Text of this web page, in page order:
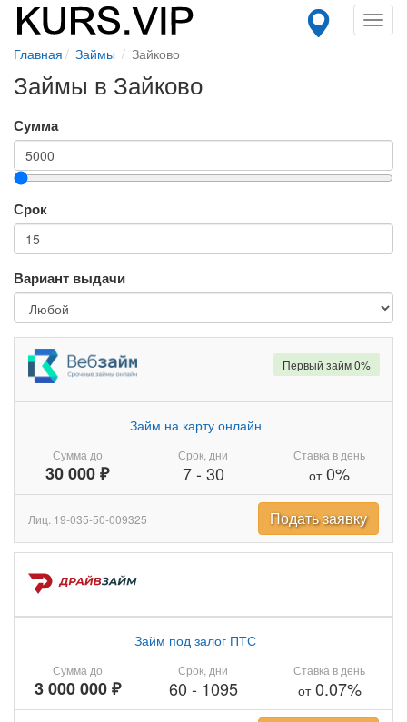
Главная Займы Зайково
Займы в Зайково
Сумма
Срок
Вариант выдачи
Сумма до
30 000 ₽
Займ на карту онлайн
Срок, дни
7- 30
Ставка в день
от0%
Первый займ 0%
Лиц. 19-035-50-009325 Подать заявку
Сумма до
3 000 000 ₽
Займ под залог ПТС
Срок, дни
60 - 1095
Ставка в день
от0.07%